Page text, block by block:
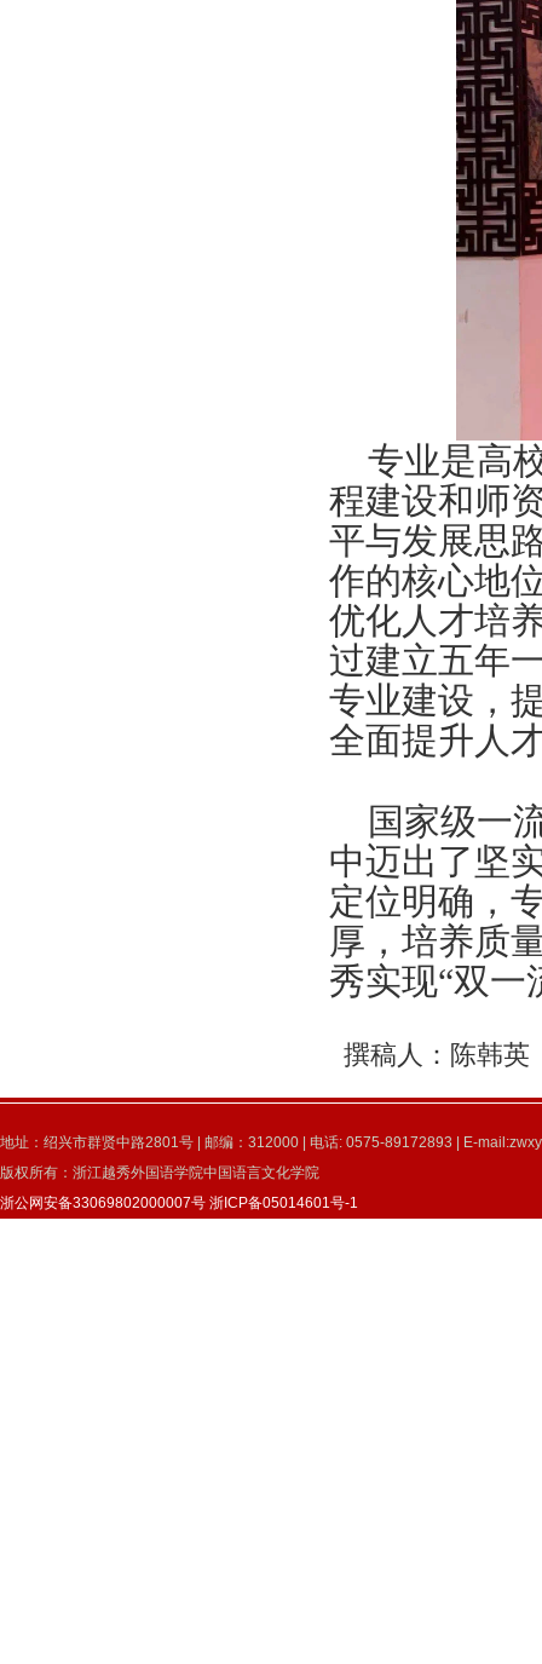
专业是高
程建设和师
平与发展思
作的核心地
优化人才培
过建立五年
专业建设，
全面提升人
国家级一
中迈出了坚
定位明确，
厚，培养质
秀实现“双一
撰稿人：陈韩
地址：绍兴市群贤中路2801号 | 邮编：312000 | 电话: 0575-89172893 | E-
版权所有：浙江越秀外国语学院中国语言文化学院
浙公网安备33069802000007号 浙ICP备05014601号-1